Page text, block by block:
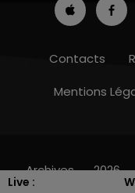
Live :
10h00 -
Contacts
Mentions
Archives 2026